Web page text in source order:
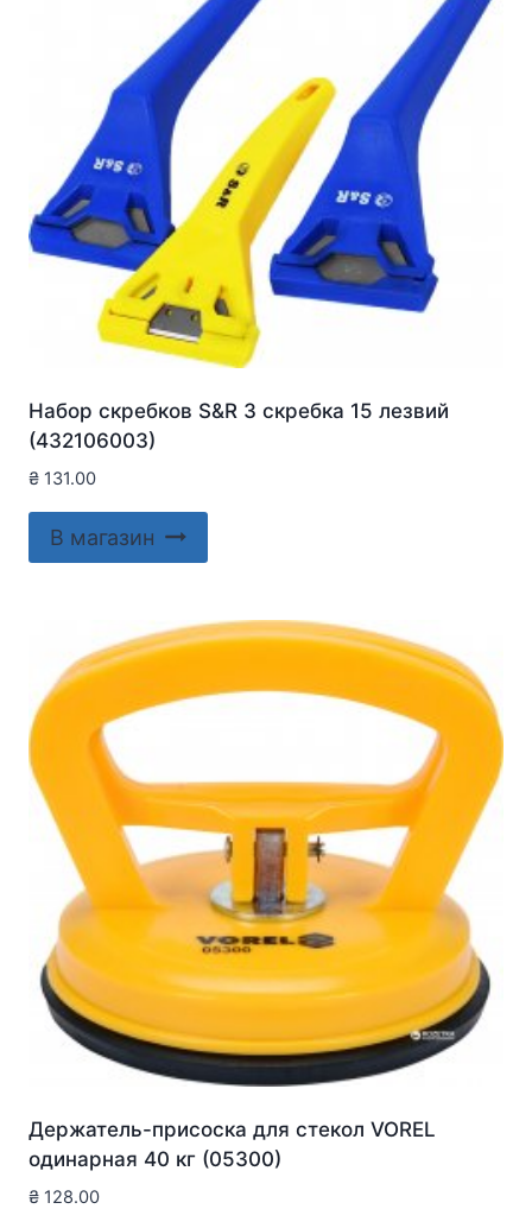
Набор скребков S&R 3 скребка 15 лезвий
(432106003)
₴ 131.00
В магазин
Держатель-присоска для стекол VOREL
одинарная 40 кг (05300)
₴ 128.00